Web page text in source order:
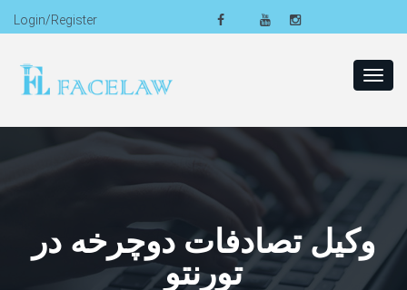
Login/Register
وکیل تصادفات دوچرخه در
تورنتو